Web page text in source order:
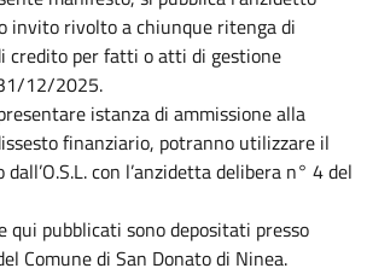
invito rivolto a chiunque ritenga di
credito per fatti o atti di gestione
12/2025.
istanza di ammissione alla
finanziario, potranno utilizzare il
con l’anzidetta delibera n° 4 del
qui pubblicati sono depositati presso
Comune di San Donato di Ninea.